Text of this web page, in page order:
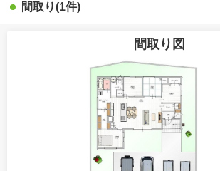
間取り(1件)
間取り図